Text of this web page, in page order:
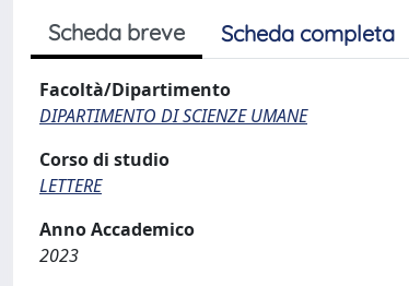
Scheda breve Scheda completa
Facoltà/Dipartimento
DIPARTIMENTO DI SCIENZE UMANE
Corso di studio
LETTERE
Anno Accademico
2023